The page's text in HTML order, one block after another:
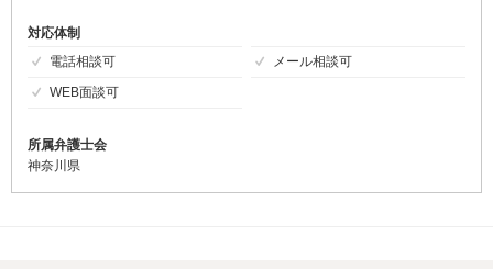
対応体制
電話相談可
メール相談可
WEB面談可
所属弁護士会
神奈川県